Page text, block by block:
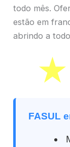
todo mês.
estão em
abrindo a
FASUL